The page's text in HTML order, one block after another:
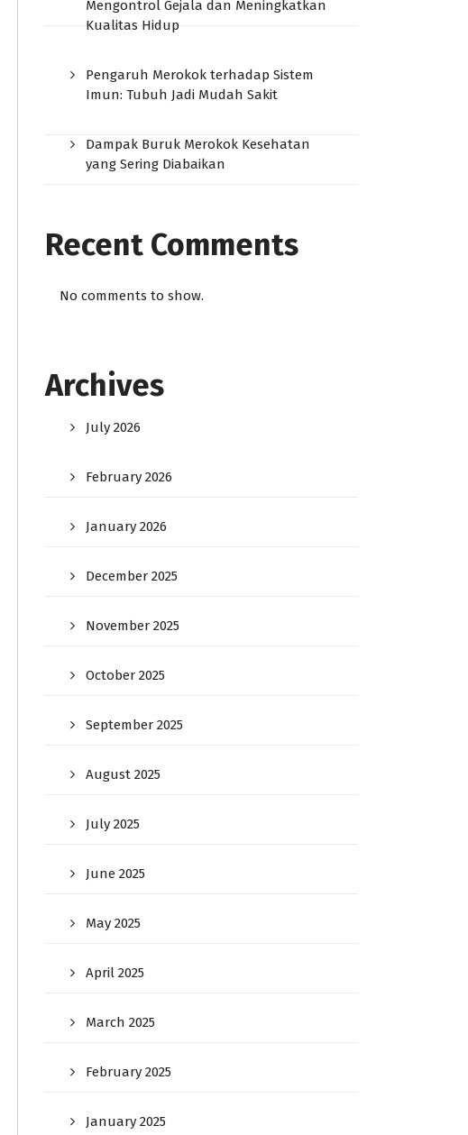
Mengontrol Gejala dan Meningkatkan
Kualitas Hidup
Pengaruh Merokok terhadap Sistem
Imun: Tubuh Jadi Mudah Sakit
Dampak Buruk Merokok Kesehatan
yang Sering Diabaikan
Recent Comments
No comments to show.
Archives
July 2026
February 2026
January 2026
December 2025
November 2025
October 2025
September 2025
August 2025
July 2025
June 2025
May 2025
April 2025
March 2025
February 2025
January 2025